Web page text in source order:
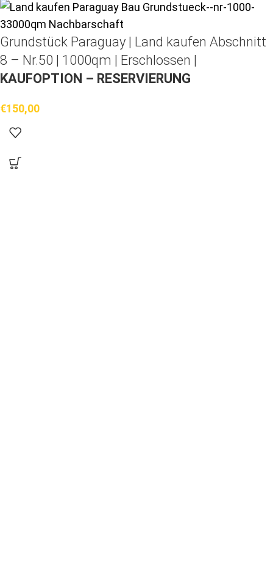
Grundstück Paraguay | Land kaufen Abschnitt
8 – Nr.50 | 1000qm | Erschlossen |
KAUFOPTION – RESERVIERUNG
€150,00